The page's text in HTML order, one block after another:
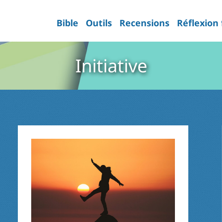
Bible Outils Recensions
Initiative